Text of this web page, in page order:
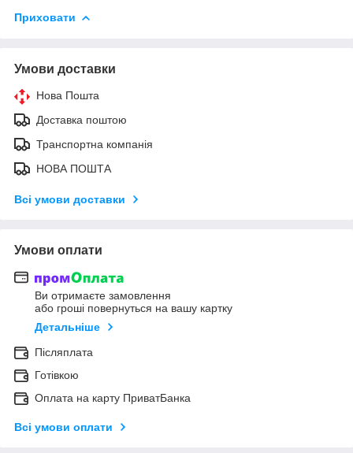
Приховати
Умови доставки
Нова Пошта
Доставка поштою
Транспортна компанія
НОВА ПОШТА
Всі умови доставки
Умови оплати
Ви отримаєте замовлення
або гроші повернуться на вашу картку
Детальніше
Післяплата
Готівкою
Оплата на карту ПриватБанка
Всі умови оплати